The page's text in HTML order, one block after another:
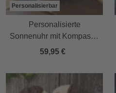
Personalisierbar
Personalisierte
Sonnenuhr mit Kompass -
Berge
59,95 €